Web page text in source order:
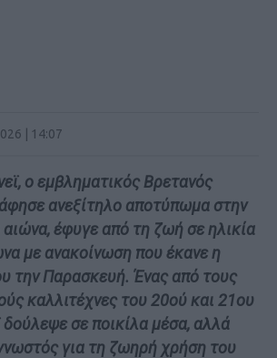
| 14:07
ο εμβληματικός Βρετανός
ανεξίτηλο αποτύπωμα στην
έφυγε από τη ζωή σε ηλικία
με ανακοίνωση που έκανε η
την Παρασκευή. Ένας από τους
καλλιτέχνες του 20ού και 21ου
δούλεψε σε ποικίλα μέσα, αλλά
για τη ζωηρή χρήση του